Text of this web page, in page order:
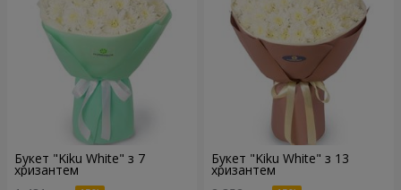
Букет "Kiku White" з 7
хризантем
Букет "Kiku White" з 13
хризантем